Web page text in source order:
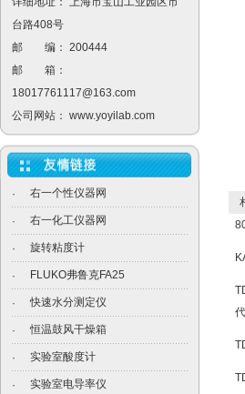
台路408号
邮 编： 200444
邮 箱：
18017761117@163.com
公司网站： www.yoyilab.com
· 右一个性仪器网
· 右一化工仪器网
· 旋转粘度计
· FLUKO弗鲁克FA25
· 快速水分测定仪
· 恒温鼓风干燥箱
· 实验室酸度计
· 实验室电导率仪